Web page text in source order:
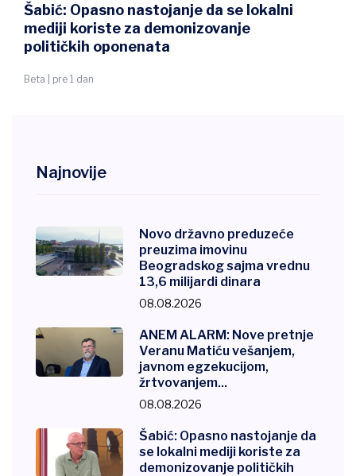
Šabić: Opasno nastojanje da se lokalni
mediji koriste za demonizovanje
političkih oponenata
Beta | pre 1 dan
Najnovije
Novo državno preduzeće
preuzima imovinu
Beogradskog sajma vrednu
13,6 milijardi dinara
08.08.2026
ANEM ALARM: Nove pretnje
Veranu Matiću vešanjem,
javnom egzekucijom,
žrtvovanjem...
08.08.2026
Šabić: Opasno nastojanje da
se lokalni mediji koriste za
demonizovanje političkih